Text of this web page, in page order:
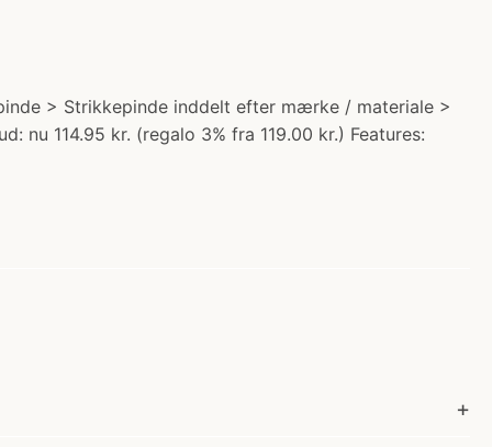
> Strikkepinde inddelt efter mærke / materiale >
nu 114.95 kr. (regalo 3% fra 119.00 kr.) Features: